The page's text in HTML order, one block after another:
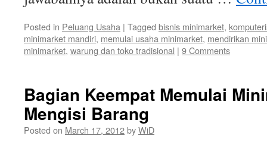
Posted in Peluang Usaha | Tagged bisnis minimarket,
minimarket mandiri, memulai usaha minimarket, mendirikan
minimarket, warung dan toko tradisional | 9 Comments
Bagian Keempat Memulai
Mengisi Barang
Posted on March 17, 2012byWiD